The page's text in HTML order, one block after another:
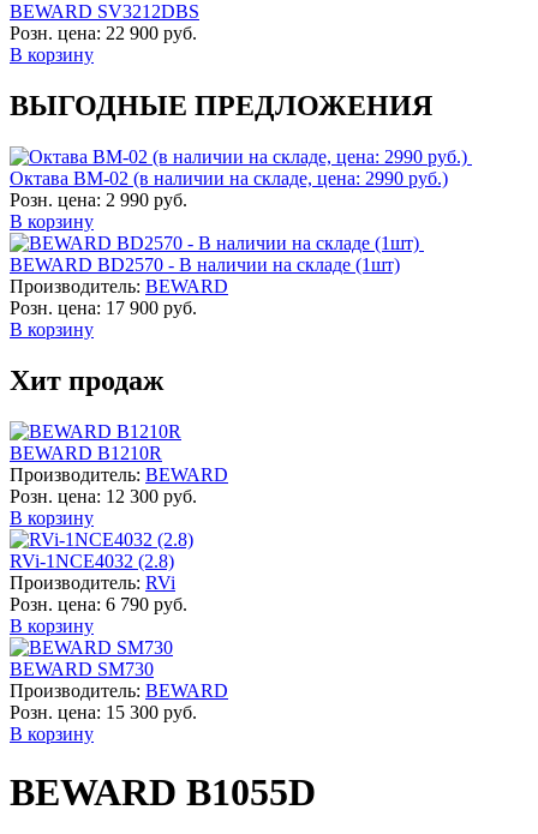
BEWARD SV3212DBS
Розн. цена: 22 900 руб.
В корзину
ВЫГОДНЫЕ ПРЕДЛОЖЕНИЯ
Октава ВМ-02 (в наличии на складе, цена: 2990 руб.)
Розн. цена: 2 990 руб.
В корзину
BEWARD BD2570 - В наличии на складе (1шт)
Производитель: BEWARD
Розн. цена: 17 900 руб.
В корзину
Хит продаж
BEWARD B1210R
Производитель: BEWARD
Розн. цена: 12 300 руб.
В корзину
RVi-1NCE4032 (2.8)
Производитель: RVi
Розн. цена: 6 790 руб.
В корзину
BEWARD SM730
Производитель: BEWARD
Розн. цена: 15 300 руб.
В корзину
BEWARD B1055D